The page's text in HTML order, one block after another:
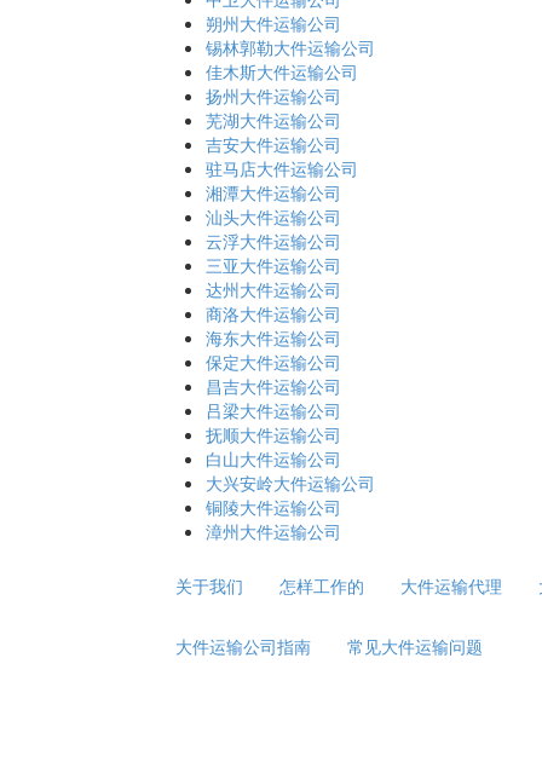
朔州大件运输公司
锡林郭勒大件运输公司
佳木斯大件运输公司
扬州大件运输公司
芜湖大件运输公司
吉安大件运输公司
驻马店大件运输公司
湘潭大件运输公司
汕头大件运输公司
云浮大件运输公司
三亚大件运输公司
达州大件运输公司
商洛大件运输公司
海东大件运输公司
保定大件运输公司
昌吉大件运输公司
吕梁大件运输公司
抚顺大件运输公司
白山大件运输公司
大兴安岭大件运输公司
铜陵大件运输公司
漳州大件运输公司
关于我们 怎样工作的 大件运输代理
大件运输公司指南 常见大件运输问题